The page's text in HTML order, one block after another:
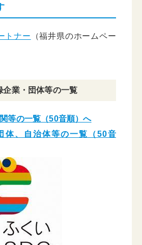
トナー
（福井県のホームペー
企業・団体等の一覧
等の一覧（50音順）へ
体、自治体等の一覧（50音